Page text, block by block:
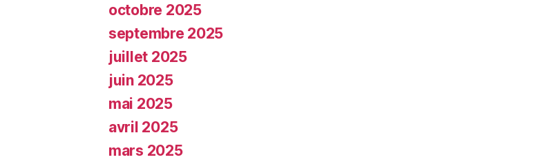
octobre 2025
septembre 2025
juillet 2025
juin 2025
mai 2025
avril 2025
mars 2025